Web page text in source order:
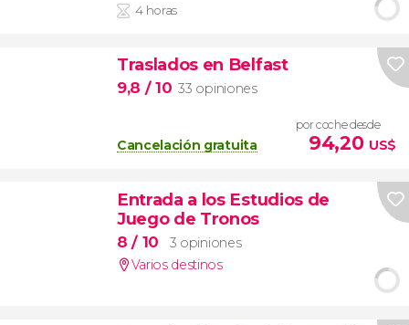
4 horas
Traslados en Belfast
9,8 / 10 33 opiniones
Cancelación gratuita
por coche desde
94,20 US$
Entrada a los Estudios de
Juego de Tronos
8/ 10
3 opiniones
Varios destinos